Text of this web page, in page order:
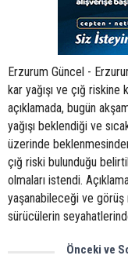
Erzurum Güncel -
kar yağışı ve çığ riskine
açıklamada, bugün
yağışı beklendiği ve
üzerinde
çığ riski bulunduğu
olmaları istendi.
yaşanabileceği ve
sürücülerin
Önceki ve